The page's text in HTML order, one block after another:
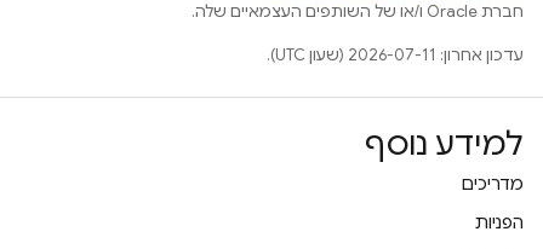
חברת Oracle ו/או של השותפים העצמאיים שלה.
עדכון אחרון: 2026-07-11 (שעון UTC).
למידע נוסף
מדריכים
הפניות